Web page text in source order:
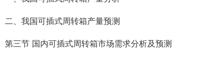
二、我国可插式周转箱产量预测
第三节 国内可插式周转箱市场需求分析及预测